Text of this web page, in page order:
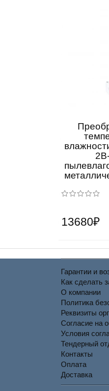
13680₽
Гарантии и
Как сделать
О компании
Политика
Реквизиты
Согласие на
Условия
Тендерный
Контакты
Оплата
Доставка